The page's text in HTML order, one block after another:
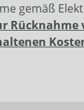
gemäß